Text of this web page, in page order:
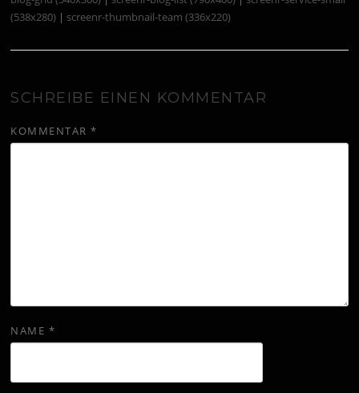
(538x280) | screenr-thumbnail-team (336x220)
SCHREIBE EINEN KOMMENTAR
KOMMENTAR*
NAME *